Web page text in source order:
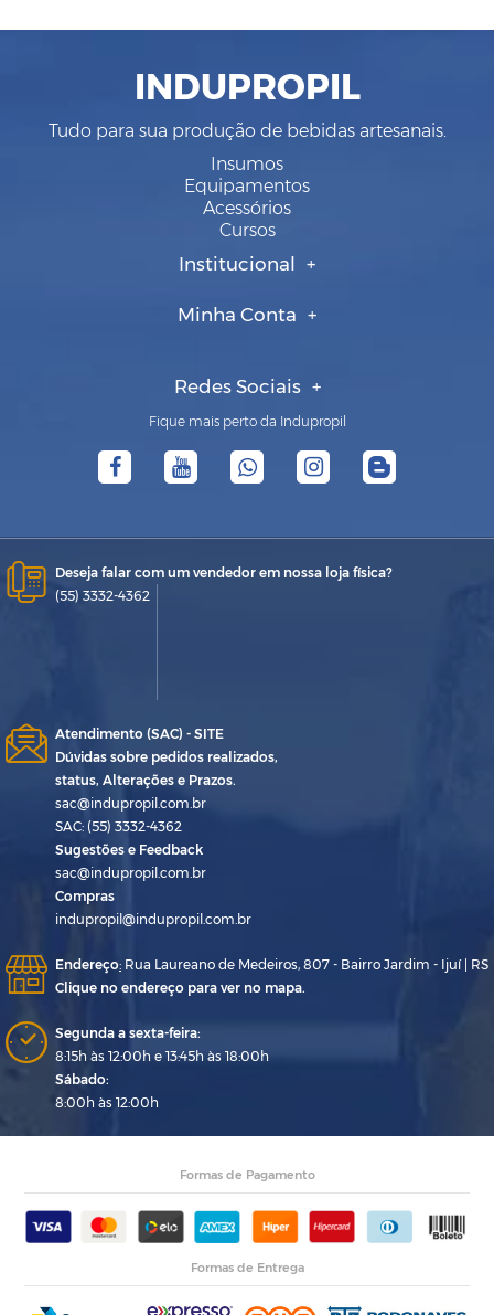
INDUPROPIL
Tudo para sua produção de bebidas artesanais.
Insumos
Equipamentos
Acessórios
Cursos
Institucional
Minha Conta
Redes Sociais
Fique mais perto da Indupropil
Deseja falar com um vendedor em nossa loja física?
(55) 3332-4362
Atendimento (SAC) - SITE
Dúvidas sobre pedidos realizados,
status, Alterações e Prazos.
sac@indupropil.com.br
SAC: (55) 3332-4362
Sugestões e Feedback
sac@indupropil.com.br
Compras
indupropil@indupropil.com.br
Endereço: Rua Laureano de Medeiros, 807 - Bairro Jardim - Ijuí | RS
Clique no endereço para ver no mapa.
Segunda a sexta-feira:
8:15h às 12:00h e 13:45h às 18:00h
Sábado:
8:00h às 12:00h
Formas de Pagamento
Formas de Entrega